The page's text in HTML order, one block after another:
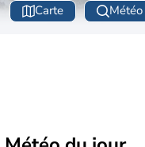
Carte Météo